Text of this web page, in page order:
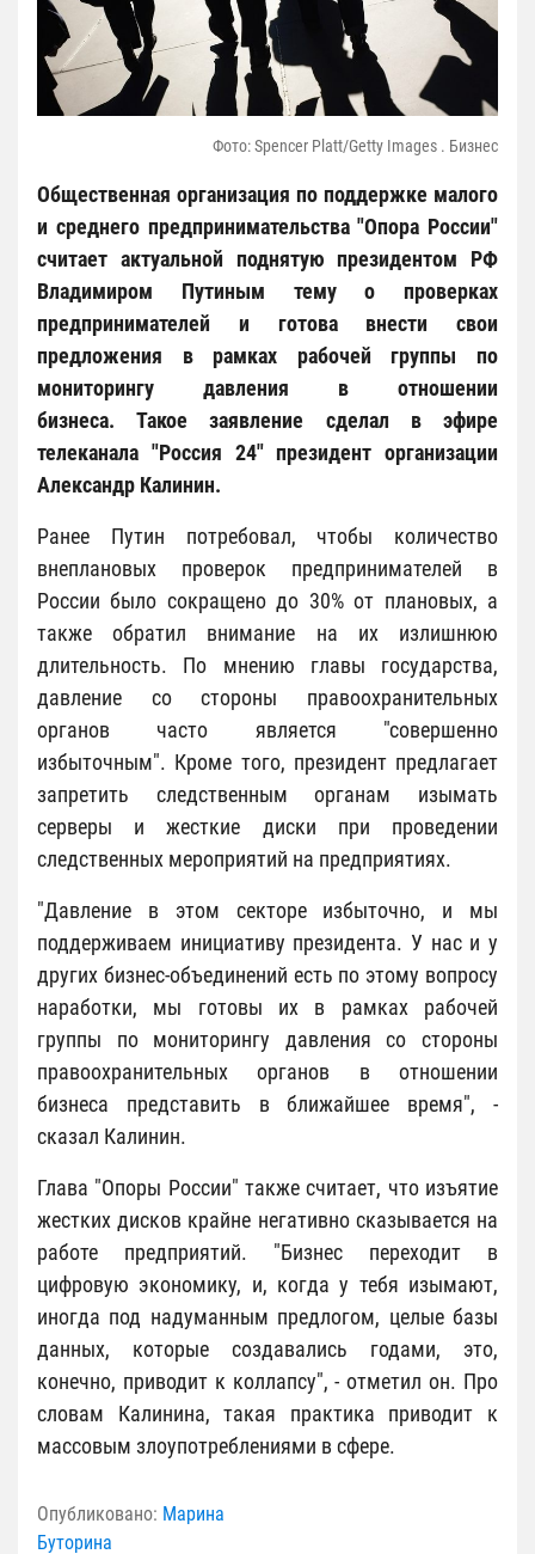
Фото: Spencer Platt/Getty Images . Бизнес
Общественная организация по поддержке малого
и среднего предпринимательства "Опора России"
считает актуальной поднятую президентом РФ
Владимиром Путиным тему о проверках
предпринимателей и готова внести свои
предложения в рамках рабочей группы по
мониторингу давления в отношении
бизнеса. Такое заявление сделал в эфире
телеканала "Россия 24" президент организации
Александр Калинин.
Ранее Путин потребовал, чтобы количество
внеплановых проверок предпринимателей в
России было сокращено до 30% от плановых, а
также обратил внимание на их излишнюю
длительность. По мнению главы государства,
давление со стороны правоохранительных
органов часто является "совершенно
избыточным". Кроме того, президент предлагает
запретить следственным органам изымать
серверы и жесткие диски при проведении
следственных мероприятий на предприятиях.
"Давление в этом секторе избыточно, и мы
поддерживаем инициативу президента. У нас и у
других бизнес-объединений есть по этому вопросу
наработки, мы готовы их в рамках рабочей
группы по мониторингу давления со стороны
правоохранительных органов в отношении
бизнеса представить в ближайшее время", -
сказал Калинин.
Глава "Опоры России" также считает, что изъятие
жестких дисков крайне негативно сказывается на
работе предприятий. "Бизнес переходит в
цифровую экономику, и, когда у тебя изымают,
иногда под надуманным предлогом, целые базы
данных, которые создавались годами, это,
конечно, приводит к коллапсу", - отметил он. Про
словам Калинина, такая практика приводит к
массовым злоупотреблениями в сфере.
Опубликовано: Марина
Буторина